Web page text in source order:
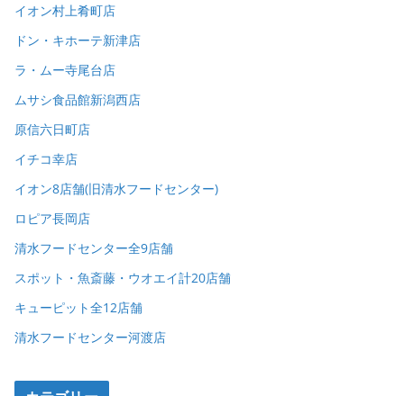
イオン村上肴町店
ドン・キホーテ新津店
ラ・ムー寺尾台店
ムサシ食品館新潟西店
原信六日町店
イチコ幸店
イオン8店舗(旧清水フードセンター)
ロピア長岡店
清水フードセンター全9店舗
スポット・魚斎藤・ウオエイ計20店舗
キューピット全12店舗
清水フードセンター河渡店